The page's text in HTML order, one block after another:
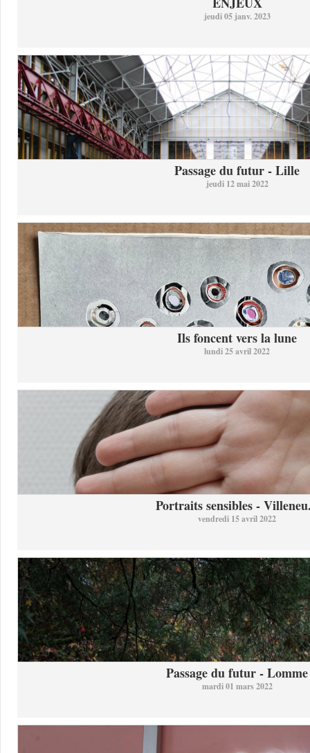
jeudi 05 janv. 2023
Passage du futur - Lille
jeudi 12 mai 2022
Ils foncent vers la lune
lundi 25 avril 2022
Portraits sensibles -
vendredi 15 avril 2022
Passage du futur - Lomme
mardi 01 mars 2022